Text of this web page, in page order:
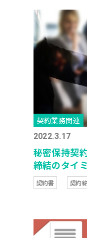
契約業務関連
2022.3.17
秘密保持契
締結のタイ
説！
契約書 契約